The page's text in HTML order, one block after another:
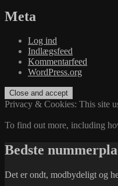
Meta
Log ind
Indlægsfeed
Kommentarfeed
WordPress.org
Privacy & Cookies: This site
To find out more, including
Bedste
Det er ondt, modbydeligt og